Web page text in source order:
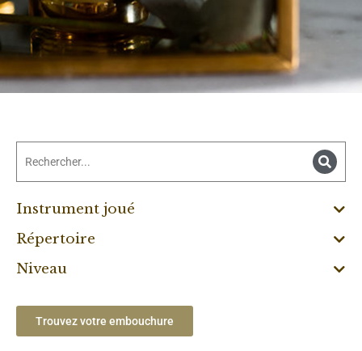
Instrument joué
Répertoire
Niveau
Trouvez votre embouchure